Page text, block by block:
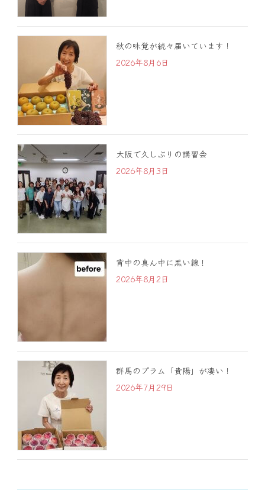
秋の味覚が続々届いています！
2026年8月6日
大阪で久しぶりの講習会
2026年8月3日
背中の真ん中に黒い線！
2026年8月2日
群馬のプラム「貴陽」が凄い！
2026年7月29日